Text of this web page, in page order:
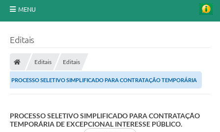
MENU
Ouvidoria
Legislação
Carta de Serviços
Editais
Editais Editais
PROCESSO SELETIVO SIMPLIFICADO PARA CONTRATAÇÃO TEMPORÁRIA
PROCESSO SELETIVO SIMPLIFICADO PARA CONTRATAÇÃO
TEMPORÁRIA DE EXCEPCIONAL INTERESSE PÚBLICO.